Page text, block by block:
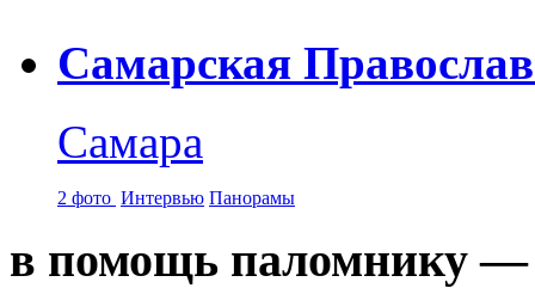
Самарская
Самара
2 фото Интервью Панорамы
в помощь паломнику —